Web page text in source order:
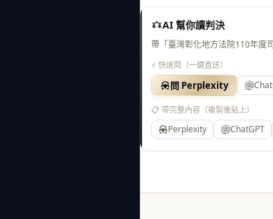
AI 幫你讀判決
帶「臺灣彰化地方法院110年
⚡ 快速問（一鍵直送）
問 Perplexity
📋 帶完整內容（複製後貼上）
Perplexity ChatGPT